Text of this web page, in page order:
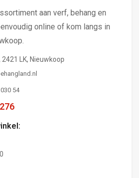
aan verf, behang en
online of kom langs in
LK, Nieuwkoop
54